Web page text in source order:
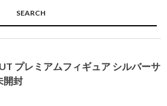
SEARCH
プレミアムフィギュア シルバーサ
開封